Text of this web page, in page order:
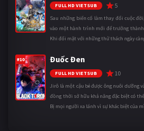
FULL HD VIETSUB 5
Sau những biến cố làm thay đổi cuộc
vào một hành trình mới để trưởng
Khi đối mặt với những thử thách ngày
#10 Đuốc Đen
FULL HD VIETSUB 10
Jirô là một cậu bé được ông nuôi dưỡng
đồng thời sở hữu khả năng đặc biệt có
Bị mọi người xa lánh vì sự khác biệt của